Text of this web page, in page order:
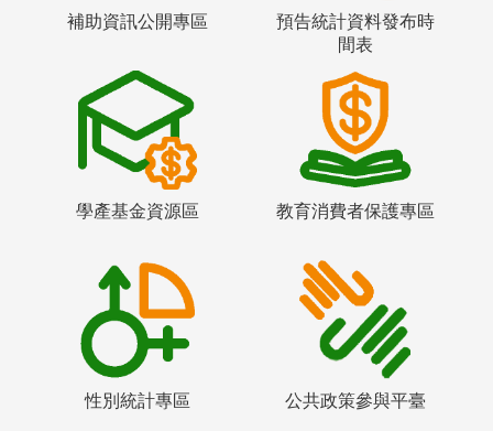
補助資訊公開專區
預告統計資料發布時
間表
學產基金資源區 教育消費者保護專區
性別統計專區 公共政策參與平臺